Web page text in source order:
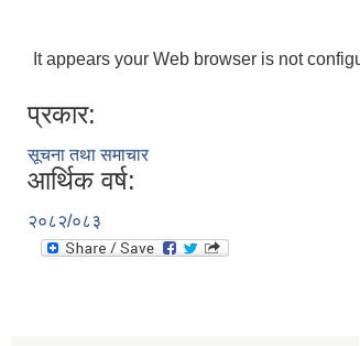
It appears your Web browser is not
प्रकार:
सूचना तथा समाचार
आर्थिक वर्ष:
२०८२/०८३